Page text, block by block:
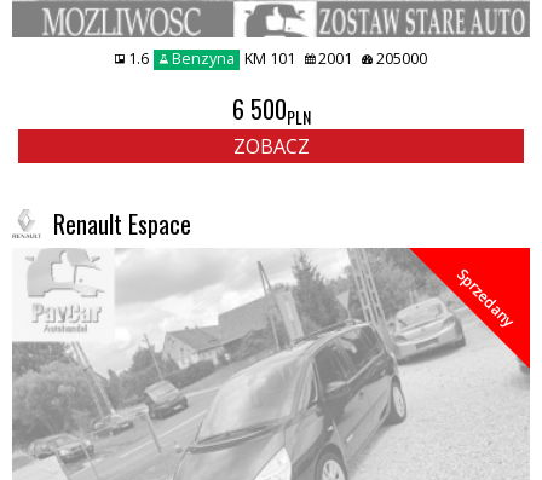
1.6 Benzyna KM 101 2001 205000
6 500PLN
ZOBACZ
Renault Espace
Sprzedany